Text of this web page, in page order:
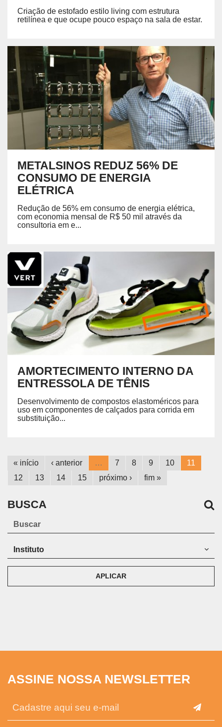
Criação de estofado estilo living com estrutura
retilínea e que ocupe pouco espaço na sala de estar.
METALSINOS REDUZ 56% DE
CONSUMO DE ENERGIA
ELÉTRICA
Redução de 56% em consumo de energia elétrica,
com economia mensal de R$ 50 mil através da
consultoria em e...
AMORTECIMENTO INTERNO DA
ENTRESSOLA DE TÊNIS
Desenvolvimento de compostos elastoméricos para
uso em componentes de calçados para corrida em
substituição...
« início ‹ anterior … 7 8 9 10
11
12
13 14 15 próximo › fim »
BUSCA
APLICAR
ASSINE NOSSA NEWSLETTER